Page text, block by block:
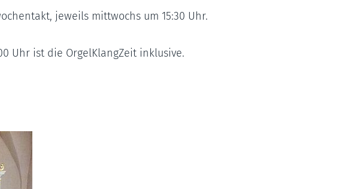
jeweils mittwochs um 15:30 Uhr.
Uhr ist die OrgelKlangZeit inklusive.